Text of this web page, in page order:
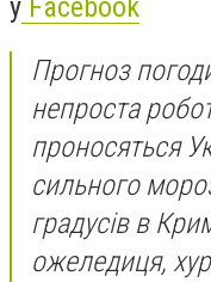
Прогноз
непроста
проносяться
сильного
градусів в
ожеледиця,